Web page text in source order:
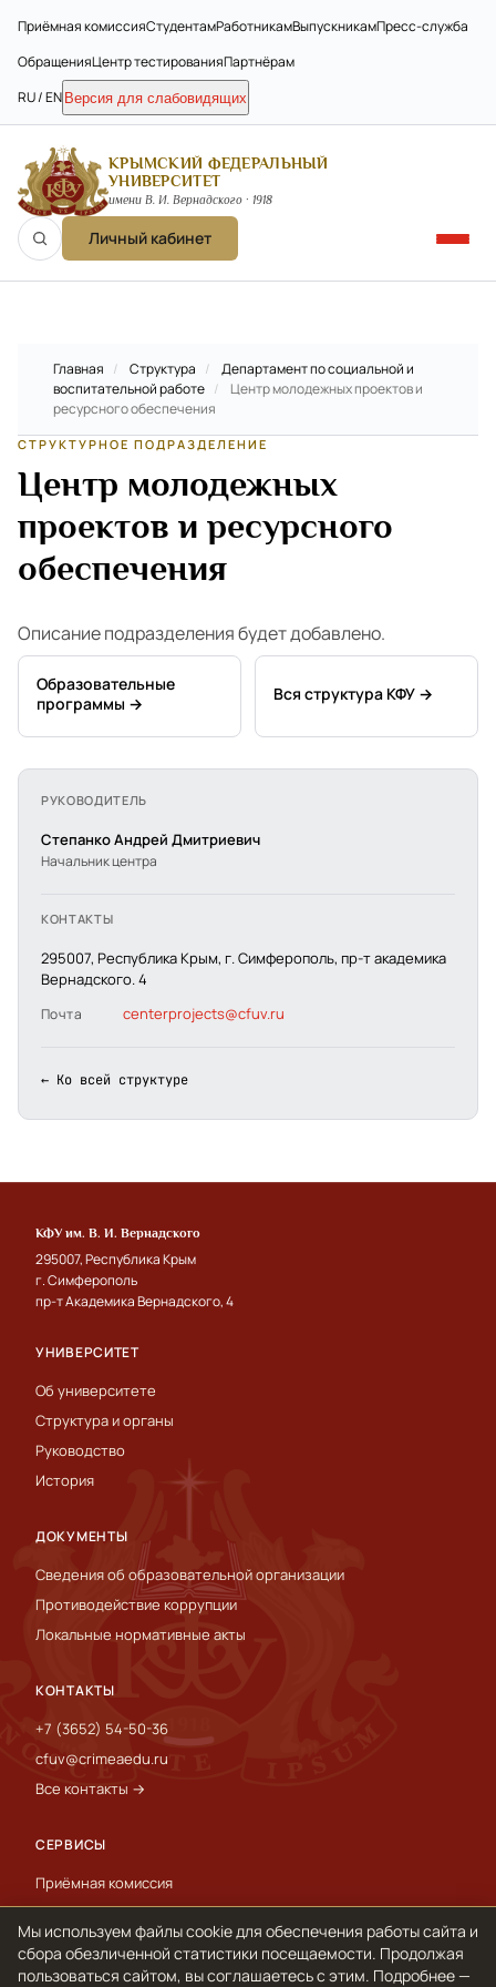
Приёмная комиссияСтудентамРаботникамВыпускникамПресс-служба
ОбращенияЦентр тестированияПартнёрам
RU / EN Версия для слабовидящих
КРЫМСКИЙ ФЕДЕРАЛЬНЫЙ
УНИВЕРСИТЕТ
имени В. И. Вернадского · 1918
Личный кабинет
Главная / Структура /
Департамент по социальной и
воспитательной работе /
Центр молодежных проектов и
ресурсного обеспечения
СТРУКТУРНОЕ ПОДРАЗДЕЛЕНИЕ
Центр молодежных
проектов и ресурсного
обеспечения
Описание подразделения будет добавлено.
Образовательные
программы →
Вся структура КФУ →
РУКОВОДИТЕЛЬ
Степанко Андрей Дмитриевич
Начальник центра
КОНТАКТЫ
295007, Республика Крым, г. Симферополь, пр-т академика
Вернадского. 4
Почта centerprojects@cfuv.ru
← Ко всей структуре
КФУ им. В. И. Вернадского
295007, Республика Крым
г. Симферополь
пр-т Академика Вернадского, 4
УНИВЕРСИТЕТ
Об университете
Структура и органы
Руководство
История
ДОКУМЕНТЫ
Сведения об образовательной организации
Противодействие коррупции
Локальные нормативные акты
КОНТАКТЫ
+7 (3652) 54-50-36
cfuv@crimeaedu.ru
Все контакты →
СЕРВИСЫ
Приёмная комиссия
Пресс-служба
International
Мы используем файлы cookie для обеспечения работы сайта и
сбора обезличенной статистики посещаемости. Продолжая
пользоваться сайтом, вы соглашаетесь с этим. Подробнее —